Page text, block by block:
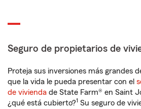
Seguro de propietarios de
Proteja sus inversiones más grandes
que la vida le pueda presentar con el
de vivienda de State Farm® en Saint
¿qué está cubierto?1 Su seguro de